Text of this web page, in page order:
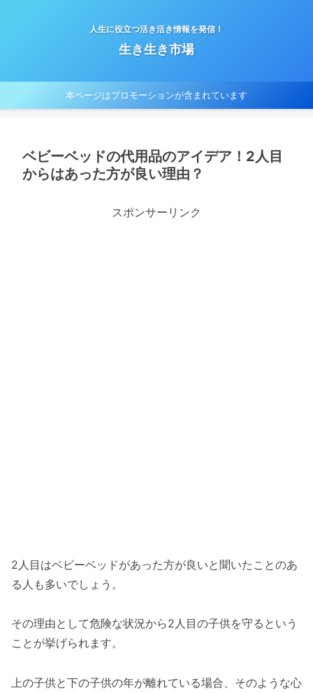
人生に役立つ活き活き情報を発信！
生き生き市場
本ページはプロモーションが含まれています
ベビーベッドの代用品のアイデア！2人目
からはあった方が良い理由？
スポンサーリンク
2人目はベビーベッドがあった方が良いと聞いたことのあ
る人も多いでしょう。
その理由として危険な状況から2人目の子供を守るという
ことが挙げられます。
上の子供と下の子供の年が離れている場合、そのような心